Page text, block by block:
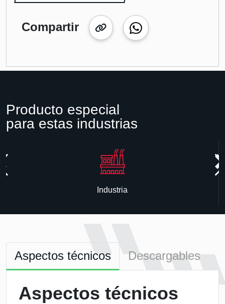
Compartir
Producto especial
para estas industrias
Industria
Aspectos técnicos Descargables
Aspectos técnicos